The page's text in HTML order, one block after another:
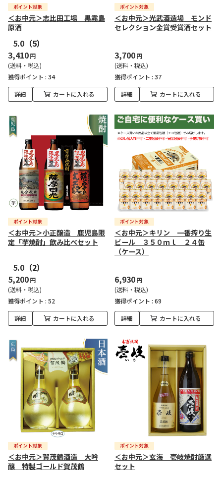
＜お中元＞志比田工場 黒霧島
原酒
5.0 （5）
3,410円
(送料・税込)
獲得ポイント : 34
詳細 カートに入れる
＜お中元＞光武酒造場 モンド
セレクション金賞受賞酒セット
3,700円
(送料・税込)
獲得ポイント : 37
詳細 カートに入れる
＜お中元＞小正醸造 鹿児島限
定「芋焼酎」飲み比べセット
5.0 （2）
5,200円
(送料・税込)
獲得ポイント : 52
詳細 カートに入れる
＜お中元＞キリン 一番搾り生
ビール ３５０ｍｌ ２４缶
（ケース）
6,930円
(送料・税込)
獲得ポイント : 69
詳細 カートに入れる
＜お中元＞賀茂鶴酒造 大吟
醸 特製ゴールド賀茂鶴
＜お中元＞玄海 壱岐焼酎厳選
セット